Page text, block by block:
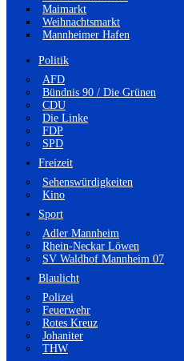
Maimarkt
Weihnachtsmarkt
Mannheimer Hafen
Politik
AFD
Bündnis 90 / Die Grünen
CDU
Die Linke
FDP
SPD
Freizeit
Sehenswürdigkeiten
Kino
Sport
Adler Mannheim
Rhein-Neckar Löwen
SV Waldhof Mannheim 07
Blaulicht
Polizei
Feuerwehr
Rotes Kreuz
Johaniter
THW